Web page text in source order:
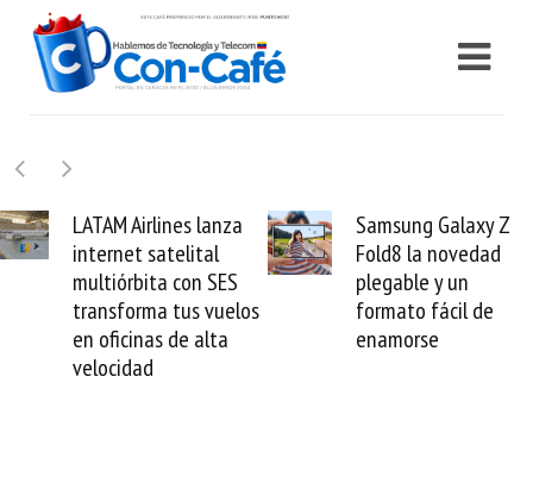
Samsung Galaxy Z
Fold8 la novedad
plegable y un
formato fácil de
enamorse
Cashea
millones de
valida el
venezolano
mundo